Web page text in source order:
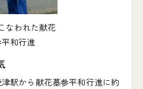
なわれた献花
和行進
駅から献花墓参平和行進に約